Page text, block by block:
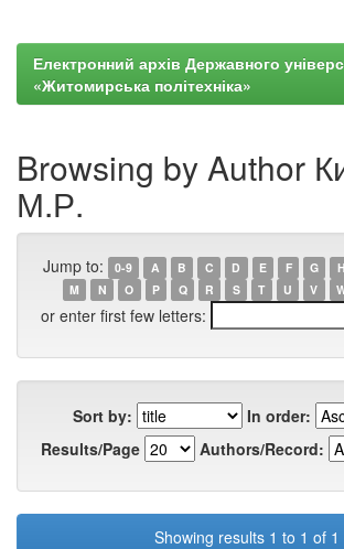
Електронний архів Державного
«Житомирська політехніка»
Browsing by Author
М.Р.
Jump to: 0-9 A B C D E F G H
M
N O P Q R S T U V
or enter first few letters:
Sort by:
In order:
Results/Page
Authors/Record:
Showing results 1 to 1 of 1